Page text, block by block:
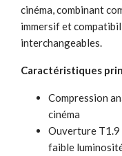
cinéma, combinant
immersif et
interchangeables.
Caractéristiques
Compression
cinéma
Ouverture T1.9
faible